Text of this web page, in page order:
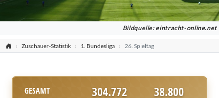
Bildquelle: eintracht-online.net
Zuschauer-Statistik 1. Bundesliga 26. Spieltag
GESAMT 304.772 38.800